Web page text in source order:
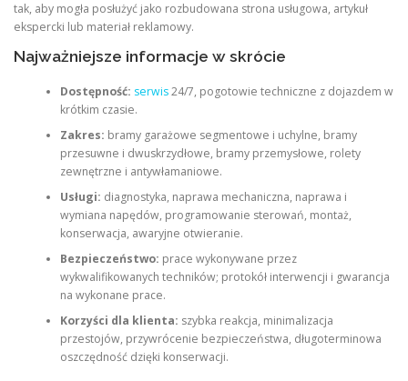
tak, aby mogła posłużyć jako rozbudowana strona usługowa, artykuł
ekspercki lub materiał reklamowy.
Najważniejsze informacje w skrócie
Dostępność: serwis24/7, pogotowie techniczne z dojazdem w
krótkim czasie.
Zakres: bramy garażowe segmentowe i uchylne, bramy
przesuwne i dwuskrzydłowe, bramy przemysłowe, rolety
zewnętrzne i antywłamaniowe.
Usługi: diagnostyka, naprawa mechaniczna, naprawa i
wymiana napędów, programowanie sterowań, montaż,
konserwacja, awaryjne otwieranie.
Bezpieczeństwo: prace wykonywane przez
wykwalifikowanych techników; protokół interwencji i gwarancja
na wykonane prace.
Korzyści dla klienta: szybka reakcja, minimalizacja
przestojów, przywrócenie bezpieczeństwa, długoterminowa
oszczędność dzięki konserwacji.